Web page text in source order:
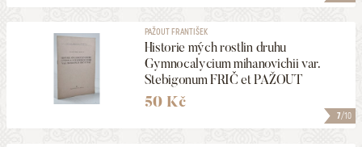
7/10
PAŽOUT FRANTIŠEK
Historie mých rostlin druhu
Gymnocalycium mihanovichii var.
Stebigonum FRIČ et PAŽOUT
50 Kč